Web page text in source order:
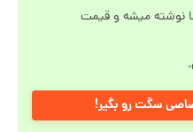
نوشته میشه و قیمت
سگت رو بگیر!